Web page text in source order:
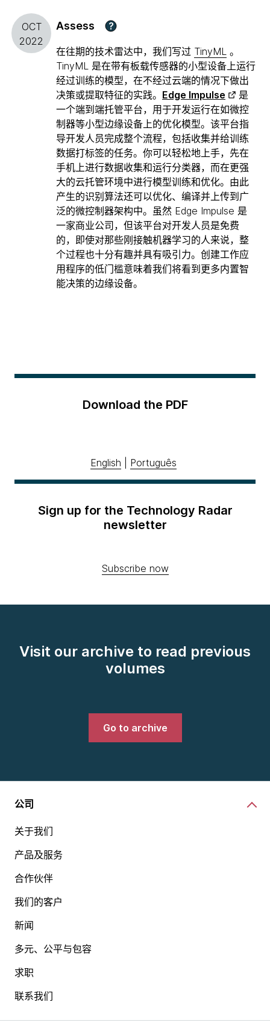
OCT
2022
Assess ?
在往期的技术雷达中，我们写过 TinyML 。
TinyML 是在带有板载传感器的小型设备上运行
经过训练的模型，在不经过云端的情况下做出
决策或提取特征的实践。 Edge Impulse
是
一个端到端托管平台，用于开发运行在如微控
制器等小型边缘设备上的优化模型。该平台指
导开发人员完成整个流程，包括收集并给训练
数据打标签的任务。你可以轻松地上手，先在
手机上进行数据收集和运行分类器，而在更强
大的云托管环境中进行模型训练和优化。由此
产生的识别算法还可以优化、编译并上传到广
泛的微控制器架构中。虽然 Edge Impulse 是
一家商业公司，但该平台对开发人员是免费
的，即使对那些刚接触机器学习的人来说，整
个过程也十分有趣并具有吸引力。创建工作应
用程序的低门槛意味着我们将看到更多内置智
能决策的边缘设备。
Download the PDF
English Português
Sign up for the Technology Radar
newsletter
Subscribe now
Visit our archive to read previous
volumes
Go to archive
公司
关于我们
产品及服务
合作伙伴
我们的客户
新闻
多元、公平与包容
求职
联系我们